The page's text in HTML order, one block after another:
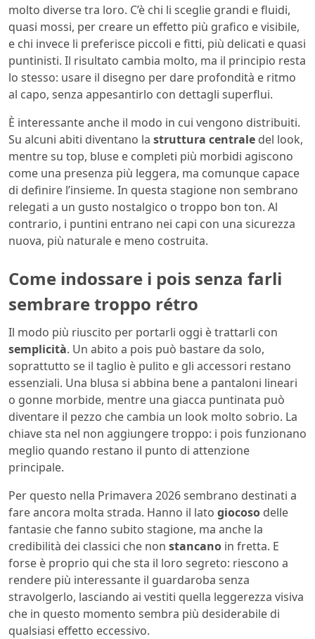
molto diverse tra loro. C’è chi li sceglie grandi e fluidi,
quasi mossi, per creare un effetto più grafico e visibile,
e chi invece li preferisce piccoli e fitti, più delicati e quasi
puntinisti. Il risultato cambia molto, ma il principio resta
lo stesso: usare il disegno per dare profondità e ritmo
al capo, senza appesantirlo con dettagli superflui.
È interessante anche il modo in cui vengono distribuiti.
Su alcuni abiti diventano la struttura centrale del look,
mentre su top, bluse e completi più morbidi agiscono
come una presenza più leggera, ma comunque capace
di definire l’insieme. In questa stagione non sembrano
relegati a un gusto nostalgico o troppo bon ton. Al
contrario, i puntini entrano nei capi con una sicurezza
nuova, più naturale e meno costruita.
Come indossare i pois senza farli
sembrare troppo rétro
Il modo più riuscito per portarli oggi è trattarli con
semplicità. Un abito a pois può bastare da solo,
soprattutto se il taglio è pulito e gli accessori restano
essenziali. Una blusa si abbina bene a pantaloni lineari
o gonne morbide, mentre una giacca puntinata può
diventare il pezzo che cambia un look molto sobrio. La
chiave sta nel non aggiungere troppo: i pois funzionano
meglio quando restano il punto di attenzione
principale.
Per questo nella Primavera 2026 sembrano destinati a
fare ancora molta strada. Hanno il lato giocoso delle
fantasie che fanno subito stagione, ma anche la
credibilità dei classici che non stancano in fretta. E
forse è proprio qui che sta il loro segreto: riescono a
rendere più interessante il guardaroba senza
stravolgerlo, lasciando ai vestiti quella leggerezza visiva
che in questo momento sembra più desiderabile di
qualsiasi effetto eccessivo.